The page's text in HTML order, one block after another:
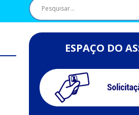
ESPAÇO DO